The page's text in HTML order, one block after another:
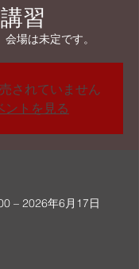
習
会場は未定です。
されていません
ントを見る
– 2026年6月17日